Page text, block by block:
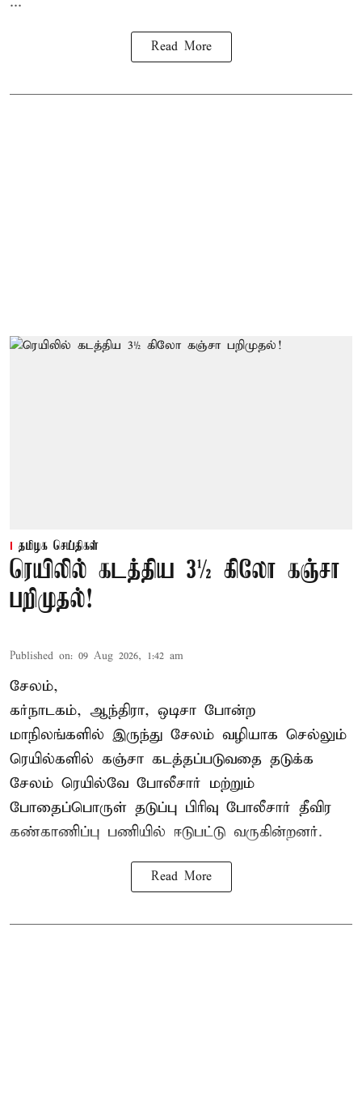
Read More
தமிழக செய்திகள்
ரெயிலில் கடத்திய 3½ கிலோ கஞ்சா
பறிமுதல்!
Published on: 09 Aug 2026, 1:42 am
சேலம்,
கர்நாடகம், ஆந்திரா, ஒடிசா போன்ற
மாநிலங்களில் இருந்து சேலம் வழியாக செல்லும்
ரெயில்களில் கஞ்சா கடத்தப்படுவதை தடுக்க
சேலம் ரெயில்வே போலீசார் மற்றும்
போதைப்பொருள் தடுப்பு பிரிவு போலீசார் தீவிர
கண்காணிப்பு பணியில் ஈடுபட்டு வருகின்றனர்.
Read More